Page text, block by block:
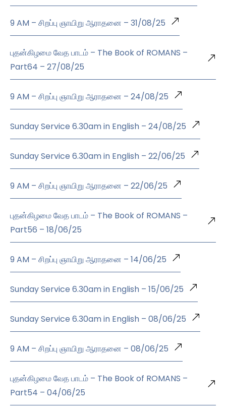
9 AM – சிறப்பு ஞாயிறு ஆராதனை – 31/08/25
புதன்கிழமை வேத பாடம் – The Book of ROMANS –
Part64 – 27/08/25
9 AM – சிறப்பு ஞாயிறு ஆராதனை – 24/08/25
Sunday Service 6.30am in English – 24/08/25
Sunday Service 6.30am in English – 22/06/25
9 AM – சிறப்பு ஞாயிறு ஆராதனை – 22/06/25
புதன்கிழமை வேத பாடம் – The Book of ROMANS –
Part56 – 18/06/25
9 AM – சிறப்பு ஞாயிறு ஆராதனை – 14/06/25
Sunday Service 6.30am in English – 15/06/25
Sunday Service 6.30am in English – 08/06/25
9 AM – சிறப்பு ஞாயிறு ஆராதனை – 08/06/25
புதன்கிழமை வேத பாடம் – The Book of ROMANS –
Part54 – 04/06/25